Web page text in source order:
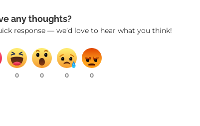
any thoughts?
response — we’d love to hear what you think!
0 0 0 0